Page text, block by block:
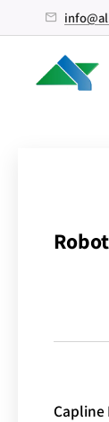
Capline